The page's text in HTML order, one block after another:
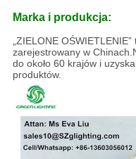
Marka i produkcja:
„ZIELONE
zarejestrowany w
do około 60 krajów i
produktów.